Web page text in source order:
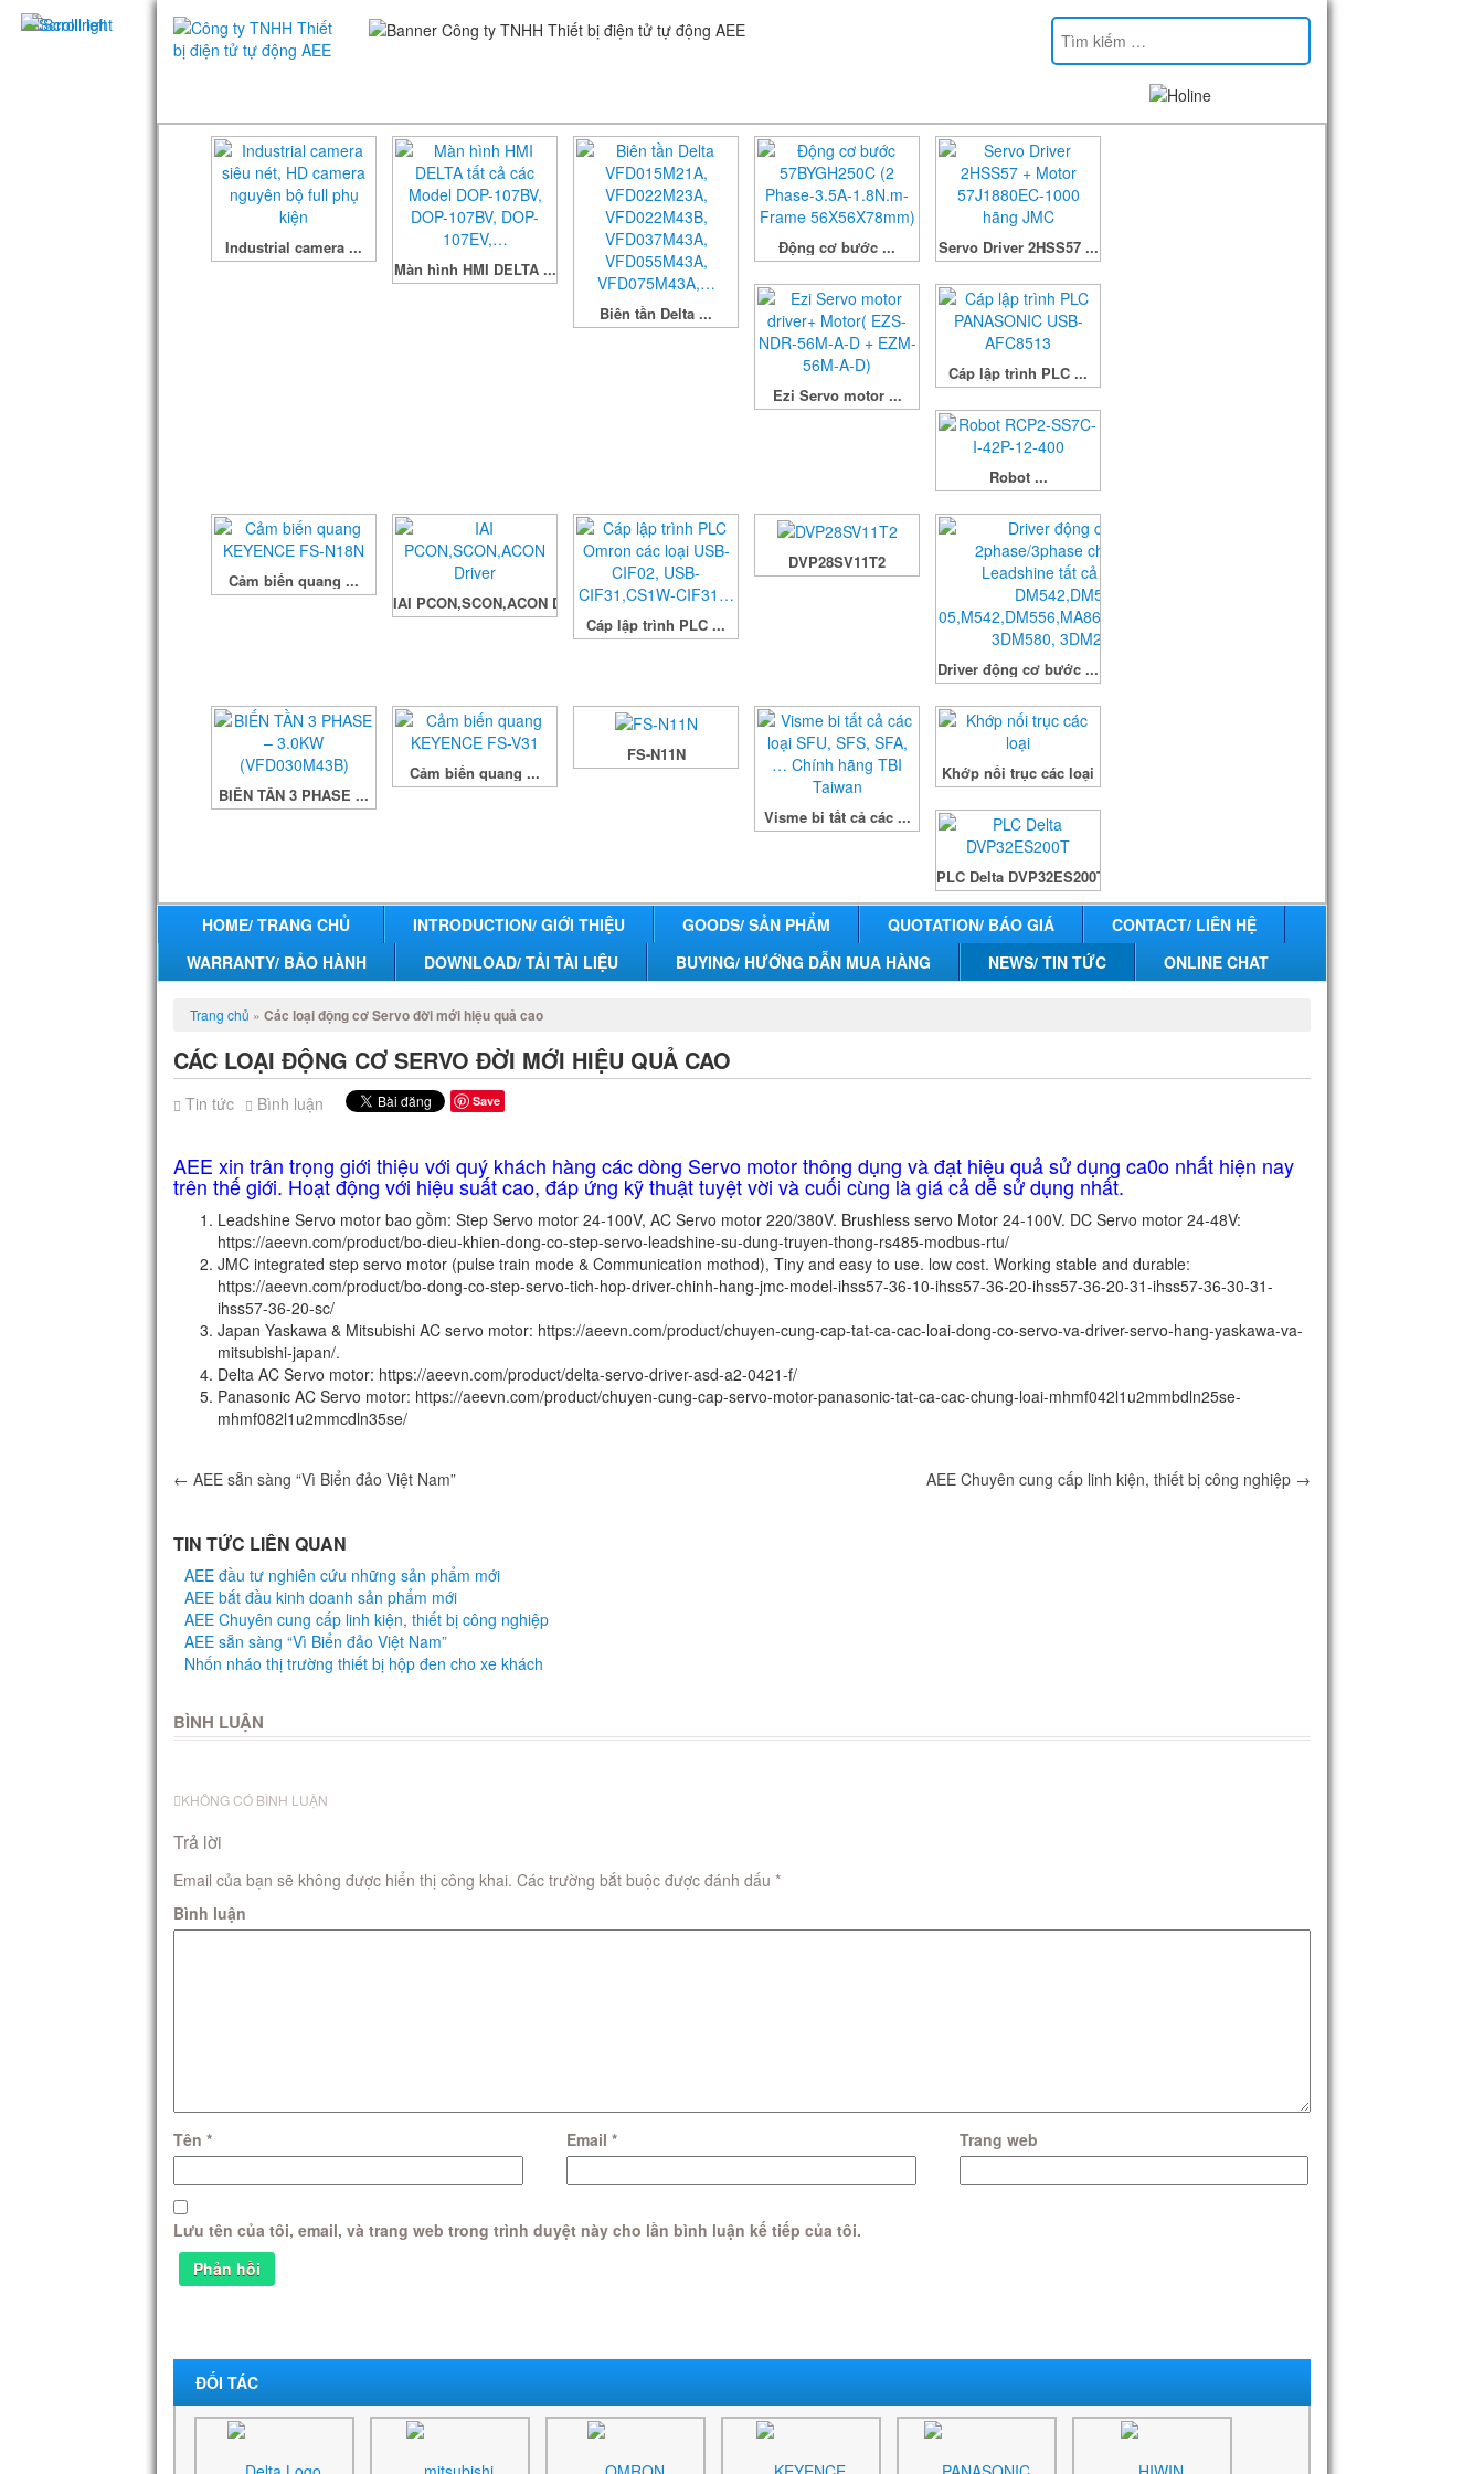
Industrial camera ...
Màn hình HMI DELTA ...
Biên tần Delta ...
Động cơ bước ... Servo Driver 2HSS57 ...
Ezi Servo motor ...
Cáp lập trình PLC ...
Robot ...
Cảm biến quang ...
IAI PCON,SCON,ACON Driver
Cáp lập trình PLC ...
DVP28SV11T2
Driver động cơ bước ...
BIẾN TẦN 3 PHASE ...
Cảm biến quang ...
FS-N11N
Visme bi tất cả các ...
Khớp nối trục các loại
PLC Delta DVP32ES200T
HOME/ TRANG CHỦ INTRODUCTION/ GIỚI THIỆU GOODS/ SẢN PHẨM QUOTATION/ BÁO GIÁ
CONTACT/ LIÊN HỆ
WARRANTY/ BẢO HÀNH
DOWNLOAD/ TẢI TÀI LIỆU BUYING/ HƯỚNG DẪN MUA HÀNG NEWS/ TIN TỨC ONLINE CHAT
Trang chủ » Các loại động cơ Servo đời mới hiệu quả cao
CÁC LOẠI ĐỘNG CƠ SERVO ĐỜI MỚI HIỆU QUẢ CAO
Tin tức Bình luận Save
AEE xin trân trọng giới thiệu với quý khách hàng các dòng Servo motor thông dụng và đạt hiệu quả sử dụng ca0o nhất hiện nay
trên thế giới. Hoạt động với hiệu suất cao, đáp ứng kỹ thuật tuyệt vời và cuối cùng là giá cả dễ sử dụng nhất.
Leadshine Servo motor bao gồm: Step Servo motor 24-100V, AC Servo motor 220/380V. Brushless servo Motor 24-100V. DC Servo motor 24-48V:
https://aeevn.com/product/bo-dieu-khien-dong-co-step-servo-leadshine-su-dung-truyen-thong-rs485-modbus-rtu/
JMC integrated step servo motor (pulse train mode & Communication mothod), Tiny and easy to use. low cost. Working stable and durable:
https://aeevn.com/product/bo-dong-co-step-servo-tich-hop-driver-chinh-hang-jmc-model-ihss57-36-10-ihss57-36-20-ihss57-36-20-31-ihss57-36-30-31-
ihss57-36-20-sc/
Japan Yaskawa & Mitsubishi AC servo motor: https://aeevn.com/product/chuyen-cung-cap-tat-ca-cac-loai-dong-co-servo-va-driver-servo-hang-yaskawa-va-
mitsubishi-japan/.
Delta AC Servo motor: https://aeevn.com/product/delta-servo-driver-asd-a2-0421-f/
Panasonic AC Servo motor: https://aeevn.com/product/chuyen-cung-cap-servo-motor-panasonic-tat-ca-cac-chung-loai-mhmf042l1u2mmbdln25se-
mhmf082l1u2mmcdln35se/
← AEE sẵn sàng “Vì Biển đảo Việt Nam” AEE Chuyên cung cấp linh kiện, thiết bị công nghiệp →
TIN TỨC LIÊN QUAN
AEE đầu tư nghiên cứu những sản phẩm mới
AEE bắt đầu kinh doanh sản phẩm mới
AEE Chuyên cung cấp linh kiện, thiết bị công nghiệp
AEE sẵn sàng “Vì Biển đảo Việt Nam”
Nhốn nháo thị trường thiết bị hộp đen cho xe khách
BÌNH LUẬN
KHÔNG CÓ BÌNH LUẬN
Trả lời
Email của bạn sẽ không được hiển thị công khai. Các trường bắt buộc được đánh dấu *
Bình luận
Tên * Email * Trang web
Lưu tên của tôi, email, và trang web trong trình duyệt này cho lần bình luận kế tiếp của tôi.
ĐỐI TÁC